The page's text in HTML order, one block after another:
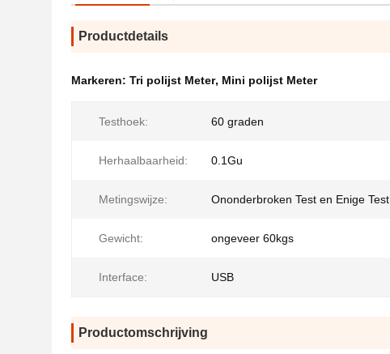
Productdetails
Markeren: Tri polijst Meter, Mini polijst Meter
Testhoek: 60 graden
Herhaalbaarheid: 0.1Gu
Metingswijze: Ononderbroken Test en Enige Test
Gewicht: ongeveer 60kgs
Interface: USB
Productomschrijving